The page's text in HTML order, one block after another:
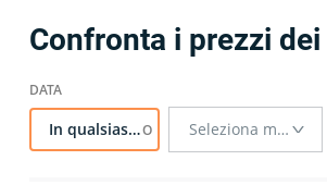
Confronta i prezzi
In qualsiasi momento